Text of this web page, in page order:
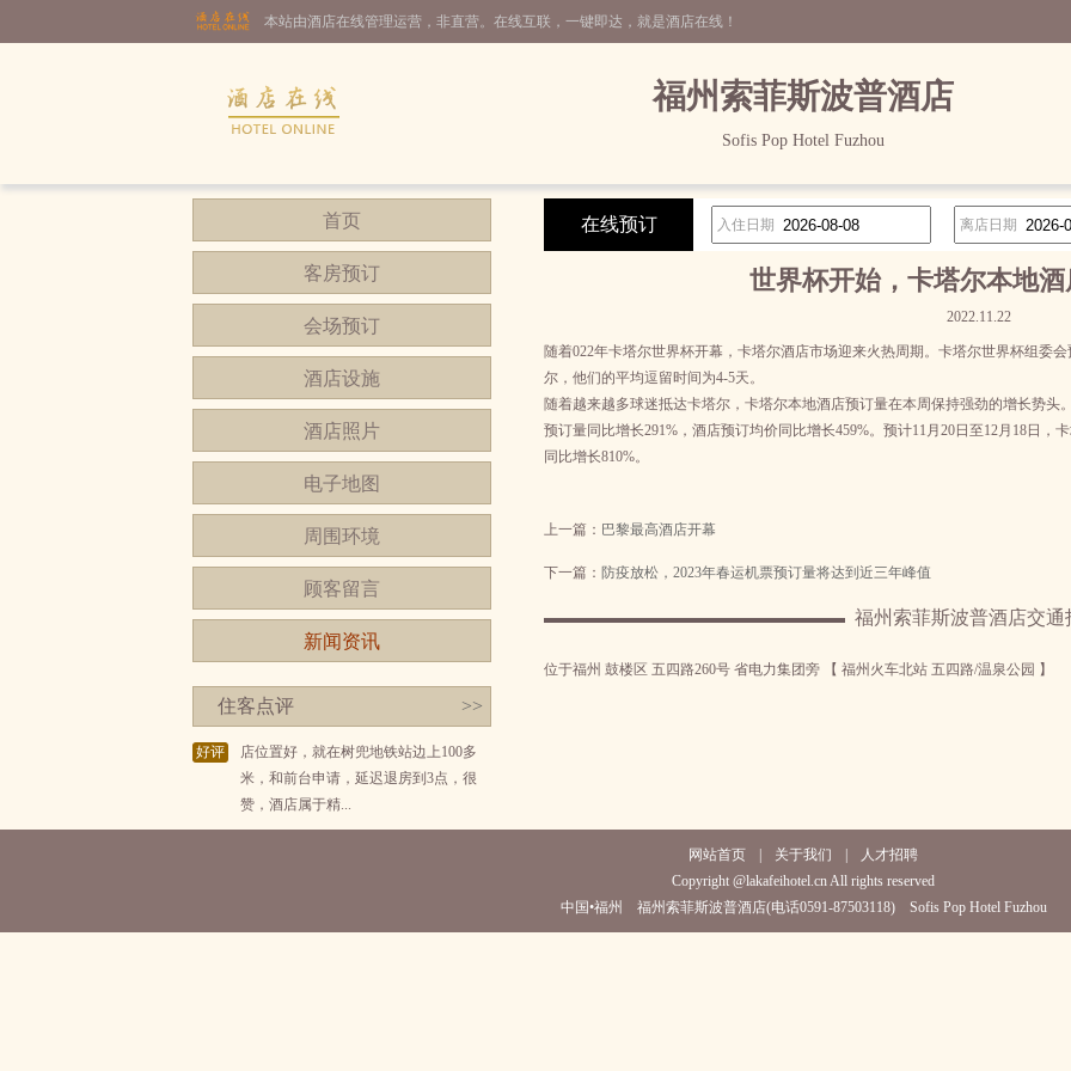
本站由酒店在线管理运营，非直营。在线互联，一键即达，就是酒店在线！
福州索菲斯波普酒店
Sofis Pop Hotel Fuzhou
首页
客房预订
会场预订
酒店设施
酒店照片
电子地图
周围环境
顾客留言
新闻资讯
住客点评 >>
好评
店位置好，就在树兜地铁站边上100多
米，和前台申请，延迟退房到3点，很
赞，酒店属于精...
在线预订 入住日期 离店日期
世界杯开始，卡塔尔本地
2022.11.22
随着022年卡塔尔世界杯开幕，卡塔尔酒店市场迎来火热周期。卡塔尔世界杯组委
尔，他们的平均逗留时间为4-5天。
随着越来越多球迷抵达卡塔尔，卡塔尔本地酒店预订量在本周保持强劲的增长势头
预订量同比增长291%，酒店预订均价同比增长459%。预计11月20日至12月18日，
同比增长810%。
上一篇： 巴黎最高酒店开幕
下一篇： 防疫放松，2023年春运机票预订量将达到近三年峰值
福州索菲斯波普酒店交通
位于福州 鼓楼区 五四路260号 省电力集团旁 【 福州火车北站 五四路/温泉公园 】
网站首页 关于我们
人才招聘
Copyright @lakafeihotel.cn All rights reserved
中国•福州 福州索菲斯波普酒店(电话0591-87503118) Sofis Pop Hotel Fuzhou